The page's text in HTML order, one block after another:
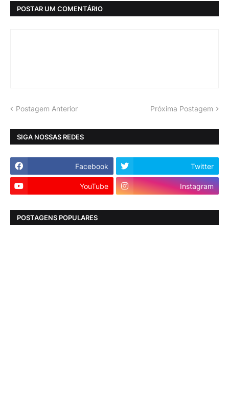
POSTAR UM COMENTÁRIO
Postagem Anterior Próxima Postagem
SIGA NOSSAS REDES
Facebook Twitter
YouTube Instagram
POSTAGENS POPULARES